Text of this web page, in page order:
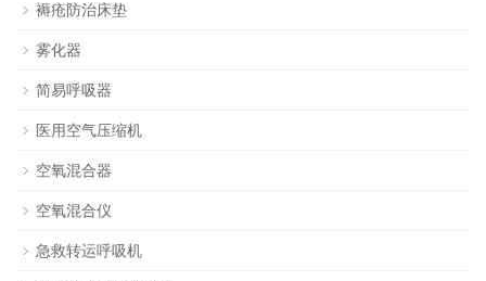
褥疮防治床垫
雾化器
简易呼吸器
医用空气压缩机
空氧混合器
空氧混合仪
急救转运呼吸机